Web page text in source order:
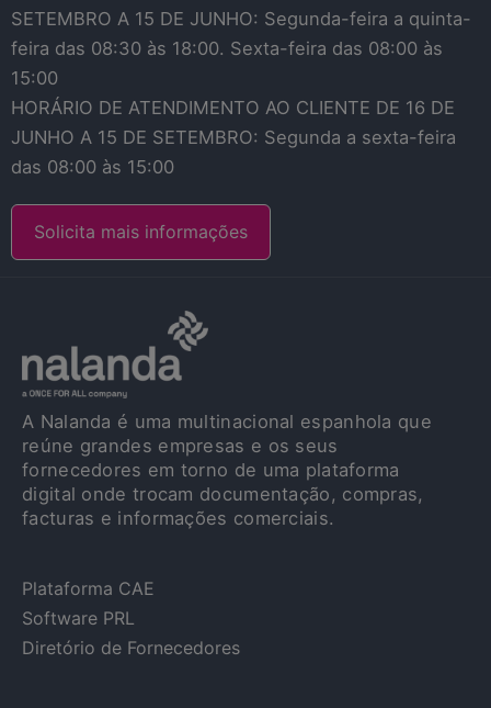
SETEMBRO A 15 DE JUNHO: Segunda-feira a quinta-
feira das 08:30 às 18:00. Sexta-feira das 08:00 às
15:00
HORÁRIO DE ATENDIMENTO AO CLIENTE DE 16 DE
JUNHO A 15 DE SETEMBRO: Segunda a sexta-feira
das 08:00 às 15:00
Solicita mais informações
A Nalanda é uma multinacional espanhola que
reúne grandes empresas e os seus
fornecedores em torno de uma plataforma
digital onde trocam documentação, compras,
facturas e informações comerciais.
Plataforma CAE
Software PRL
Diretório de Fornecedores